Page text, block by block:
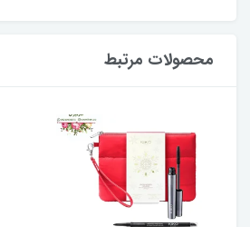
محصولات مرتبط